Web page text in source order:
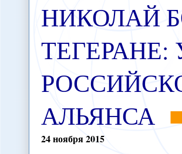
НИКОЛАЙ
АЛЬЯНСА
24ноября2015